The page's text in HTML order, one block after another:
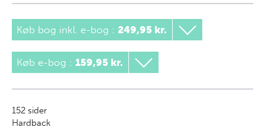
Køb bog inkl. e-bog : 249,95 kr.
Køb e-bog : 159,95 kr.
152 sider
Hardback